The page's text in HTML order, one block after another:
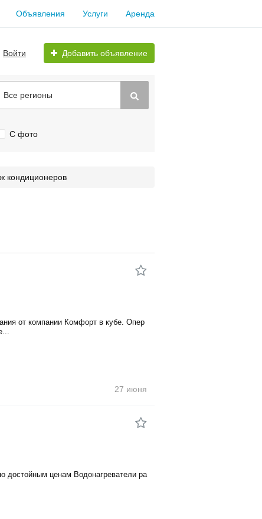
Объявления Услуги Аренда
Войти Добавить объявление
Все регионы
С фото
кондиционеров
от компании Комфорт в кубе. Опер
27 июня
достойным ценам Водонагреватели ра